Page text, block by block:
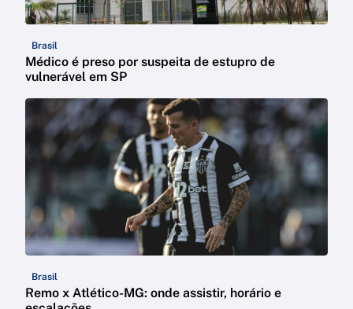
Brasil
Médico é preso por suspeita de estupro de
vulnerável em SP
Brasil
Remo x Atlético-MG: onde assistir, horário e